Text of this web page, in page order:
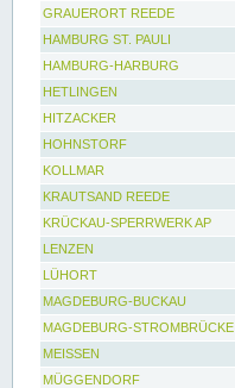
GRAUERORT REEDE
HAMBURG ST. PAULI
HAMBURG-HARBURG
HETLINGEN
HITZACKER
HOHNSTORF
KOLLMAR
KRAUTSAND REEDE
KRÜCKAU-SPERRWERK AP
LENZEN
LÜHORT
MAGDEBURG-BUCKAU
MAGDEBURG-STROMBRÜCKE
MEISSEN
MÜGGENDORF